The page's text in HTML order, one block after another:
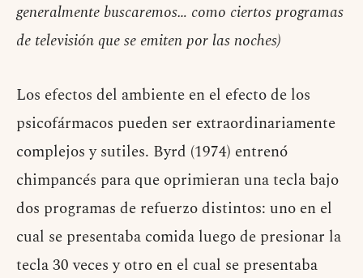
generalmente buscaremos… como ciertos programas
de televisión que se emiten por las noches)
Los efectos del ambiente en el efecto de los
psicofármacos pueden ser extraordinariamente
complejos y sutiles. Byrd (1974) entrenó
chimpancés para que oprimieran una tecla bajo
dos programas de refuerzo distintos: uno en el
cual se presentaba comida luego de presionar la
tecla 30 veces y otro en el cual se presentaba